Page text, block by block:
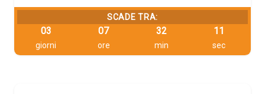
SCADE TRA:
03
giorni
07
ore
32
min
11
sec